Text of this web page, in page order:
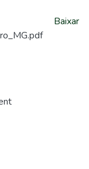
Baixar